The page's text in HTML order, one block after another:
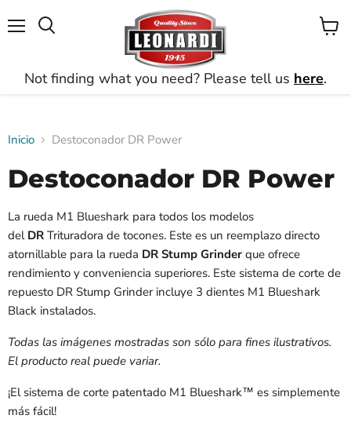
Not finding what you need? Please tell us here.
Ver
Inicio Destoconador DR Power
Destoconador DR Power
La rueda M1 Blueshark para todos los modelos
del DR Trituradora de tocones. Este es un reemplazo directo
atornillable para la rueda DR Stump Grinder que ofrece
rendimiento y conveniencia superiores. Este sistema de corte de
repuesto DR Stump Grinder incluye 3 dientes M1 Blueshark
Black instalados.
Todas las imágenes mostradas son sólo para fines ilustrativos.
El producto real puede variar.
¡El sistema de corte patentado M1 Blueshark™ es simplemente
más fácil!